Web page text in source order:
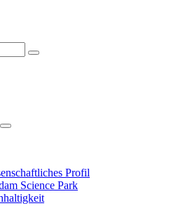
Profil
Science Park